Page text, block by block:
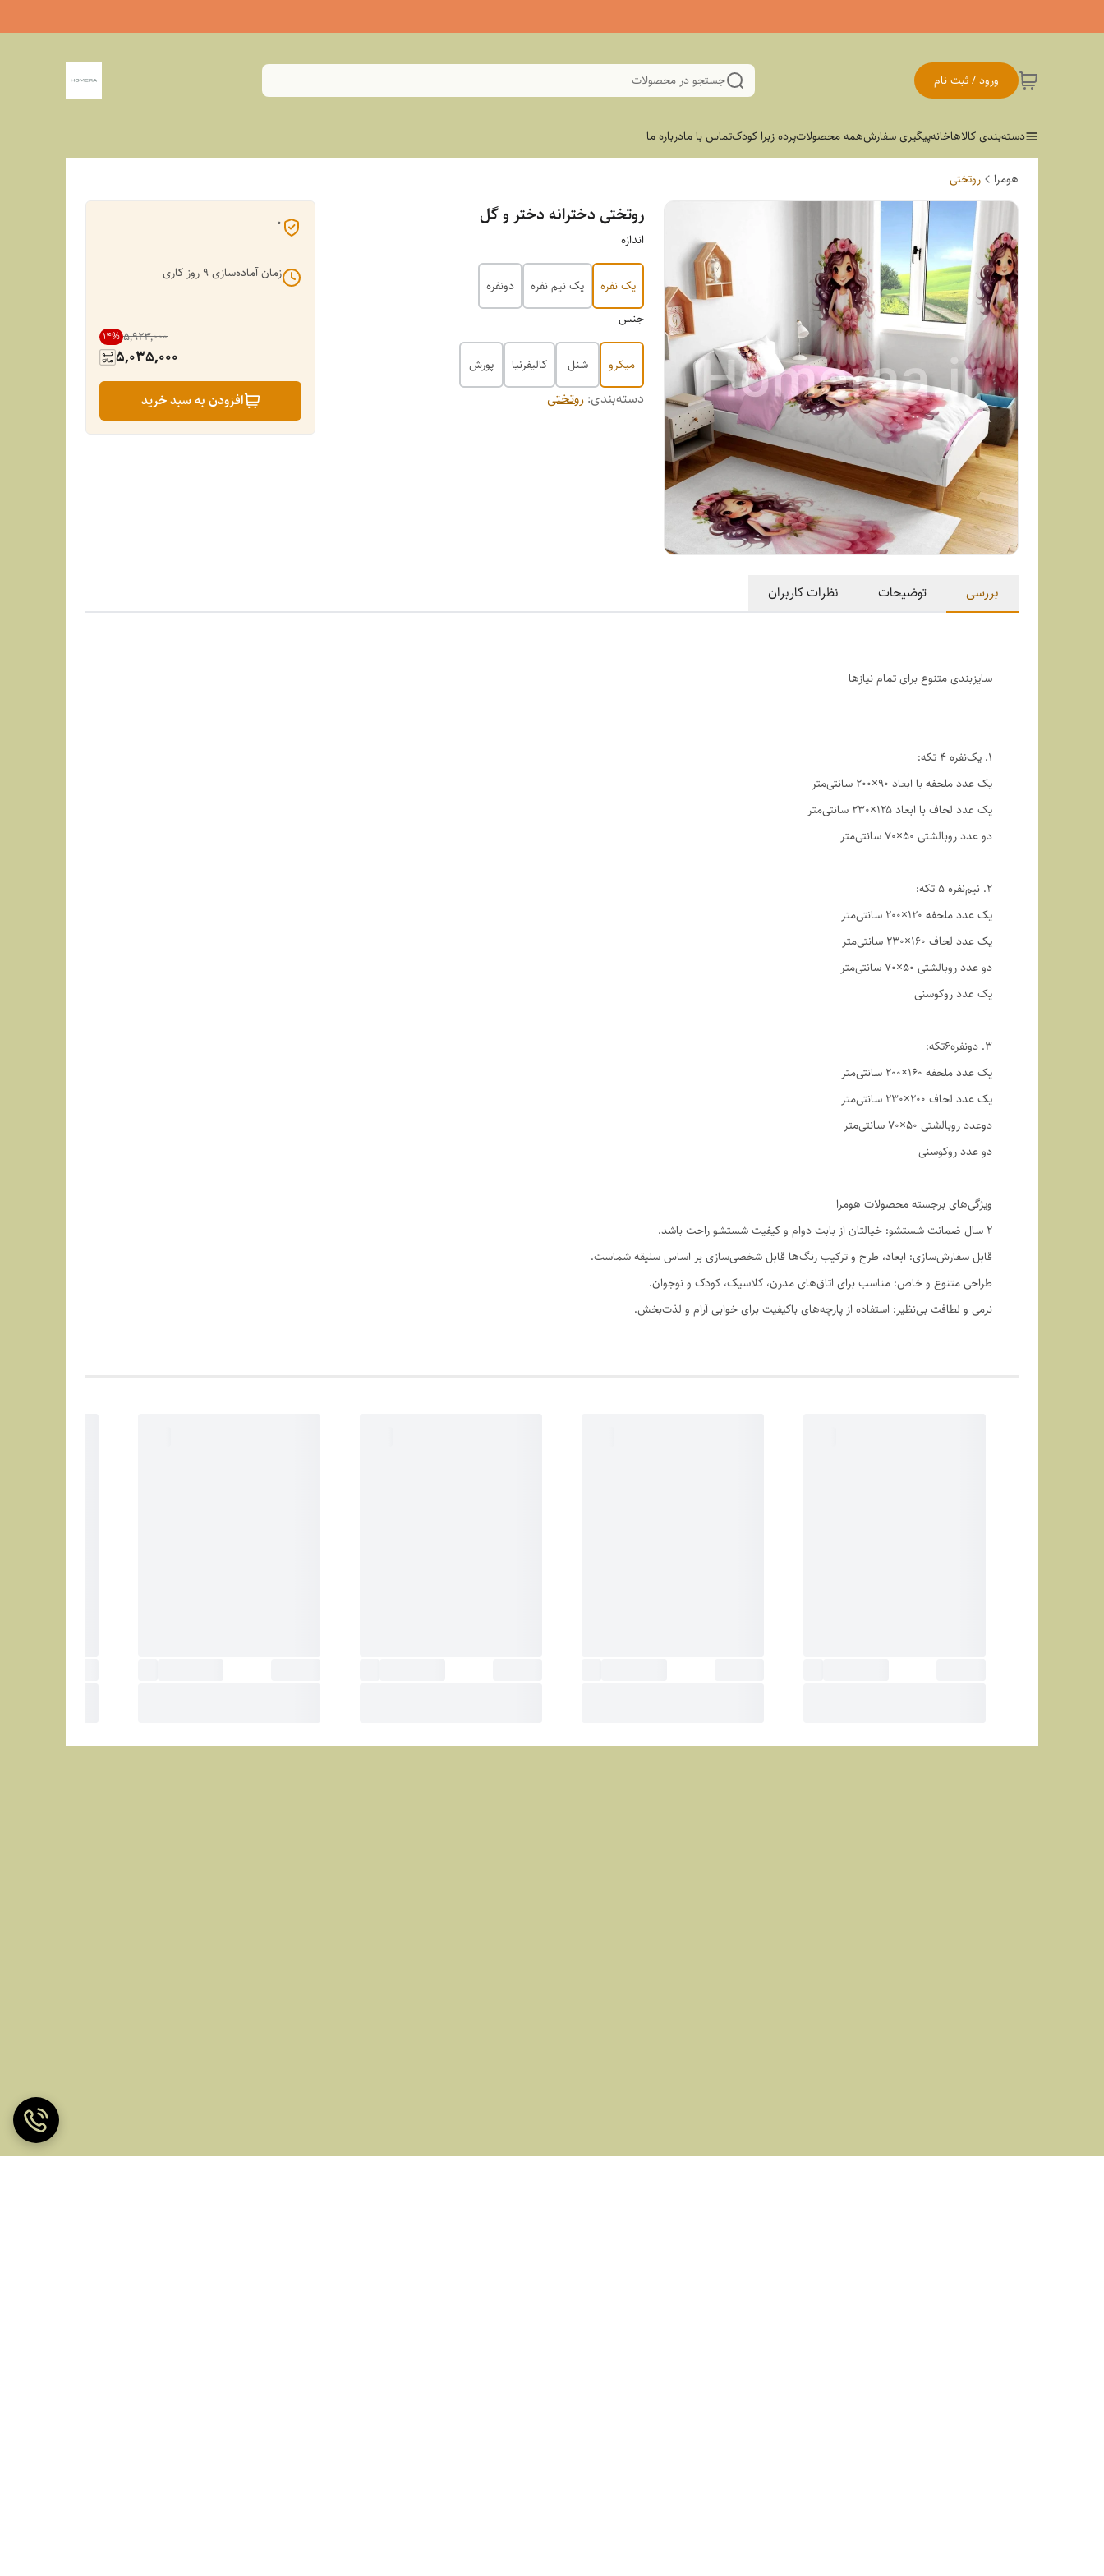
ورود / ثبت نام جستجو در محصولات
دسته‌بندی کالاهاخانهپیگیری سفارشهمه محصولاتپرده زبرا کودکتماس با مادرباره ما
هومرا روتختی
روتختی دخترانه دختر و گل
اندازه
یک نفره یک نیم نفره
دونفره
جنس
میکرو شنل کالیفرنیا پورش
دسته‌بندی: روتختی
0
زمان آماده‌سازی9 روز کاری
۵٬۹۲۳٬۰۰۰ 14%
5,035,000
افزودن به سبد خرید
بررسی توضیحات نظرات کاربران
سایزبندی متنوع برای تمام نیازها
1. یک‌نفره ۴ تکه:
یک عدد ملحفه با ابعاد ۹۰×۲۰۰ سانتی‌متر
یک عدد لحاف با ابعاد ۱۲۵×۲۳۰ سانتی‌متر
دو عدد روبالشتی ۵۰×۷۰ سانتی‌متر
2. نیم‌نفره ۵ تکه:
یک عدد ملحفه ۱۲۰×۲۰۰ سانتی‌متر
یک عدد لحاف ۱۶۰×۲۳۰ سانتی‌متر
دو عدد روبالشتی ۵۰×۷۰ سانتی‌متر
یک عدد روکوسنی
3. دو‌نفره6تکه:
یک عدد ملحفه ۱۶۰×۲۰۰ سانتی‌متر
یک عدد لحاف ۲۰۰×۲۳۰ سانتی‌متر
دوعدد روبالشتی ۵۰×۷۰ سانتی‌متر
دو عدد روکوسنی
ویژگی‌های برجسته محصولات هومرا
۲ سال ضمانت شستشو: خیالتان از بابت دوام و کیفیت شستشو راحت باشد.
قابل سفارش‌سازی: ابعاد، طرح و ترکیب رنگ‌ها قابل شخصی‌سازی بر اساس سلیقه شماست.
طراحی متنوع و خاص: مناسب برای اتاق‌های مدرن، کلاسیک، کودک و نوجوان.
نرمی و لطافت بی‌نظیر: استفاده از پارچه‌های باکیفیت برای خوابی آرام و لذت‌بخش.